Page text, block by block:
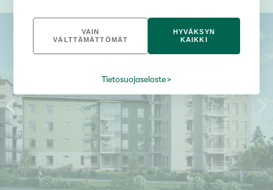
VAIN
VÄLTTÄMÄTTÖMÄT
HYVÄKSYN
KAIKKI
Tietosuojaseloste